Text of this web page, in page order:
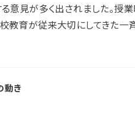
意見が多く出されました。授
教育が従来大切にしてきた
動き